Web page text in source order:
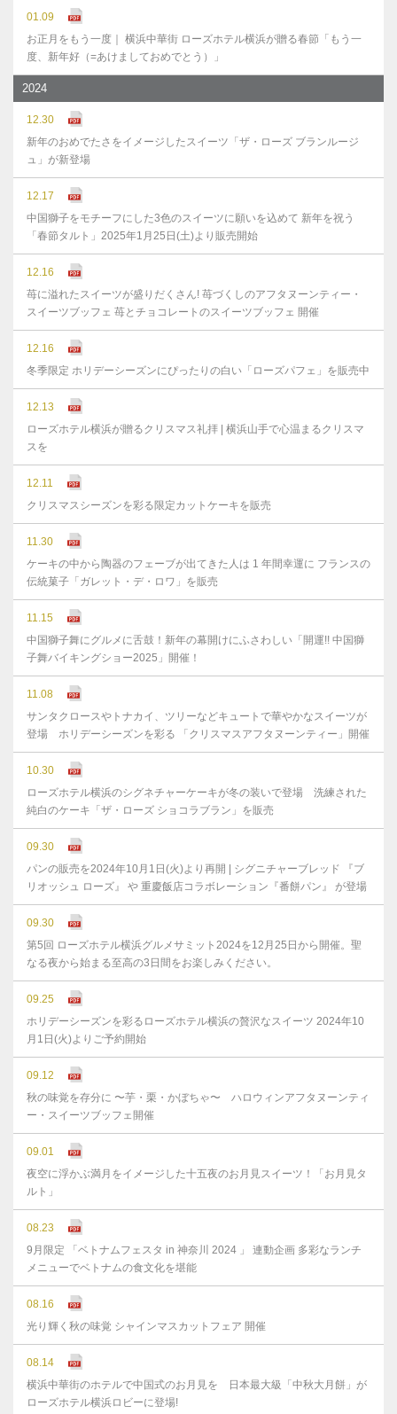
01.09
お正月をもう一度｜ 横浜中華街 ローズホテル横浜が贈る春節「もう一
度、新年好（=あけましておめでとう）」
2024
12.30
新年のおめでたさをイメージしたスイーツ「ザ・ローズ ブランルージ
ュ」が新登場
12.17
中国獅子をモチーフにした3色のスイーツに願いを込めて 新年を祝う
「春節タルト」2025年1月25日(土)より販売開始
12.16
苺に溢れたスイーツが盛りだくさん! 苺づくしのアフタヌーンティー・
スイーツブッフェ 苺とチョコレートのスイーツブッフェ 開催
12.16
冬季限定 ホリデーシーズンにぴったりの白い「ローズパフェ」を販売中
12.13
ローズホテル横浜が贈るクリスマス礼拝 | 横浜山手で心温まるクリスマ
スを
12.11
クリスマスシーズンを彩る限定カットケーキを販売
11.30
ケーキの中から陶器のフェーブが出てきた人は 1 年間幸運に フランスの
伝統菓子「ガレット・デ・ロワ」を販売
11.15
中国獅子舞にグルメに舌鼓！新年の幕開けにふさわしい「開運!! 中国獅
子舞バイキングショー2025」開催！
11.08
サンタクロースやトナカイ、ツリーなどキュートで華やかなスイーツが
登場 ホリデーシーズンを彩る 「クリスマスアフタヌーンティー」開催
10.30
ローズホテル横浜のシグネチャーケーキが冬の装いで登場 洗練された
純白のケーキ「ザ・ローズ ショコラブラン」を販売
09.30
パンの販売を2024年10月1日(火)より再開 | シグニチャーブレッド 『ブ
リオッシュ ローズ』 や 重慶飯店コラボレーション『番餅パン』 が登場
09.30
第5回 ローズホテル横浜グルメサミット2024を12月25日から開催。聖
なる夜から始まる至高の3日間をお楽しみください。
09.25
ホリデーシーズンを彩るローズホテル横浜の贅沢なスイーツ 2024年10
月1日(火)よりご予約開始
09.12
秋の味覚を存分に 〜芋・栗・かぼちゃ〜 ハロウィンアフタヌーンティ
ー・スイーツブッフェ開催
09.01
夜空に浮かぶ満月をイメージした十五夜のお月見スイーツ！「お月見タ
ルト」
08.23
9月限定 「ベトナムフェスタ in 神奈川 2024 」 連動企画 多彩なランチ
メニューでベトナムの食文化を堪能
08.16
光り輝く秋の味覚 シャインマスカットフェア 開催
08.14
横浜中華街のホテルで中国式のお月見を 日本最大級「中秋大月餅」が
ローズホテル横浜ロビーに登場!